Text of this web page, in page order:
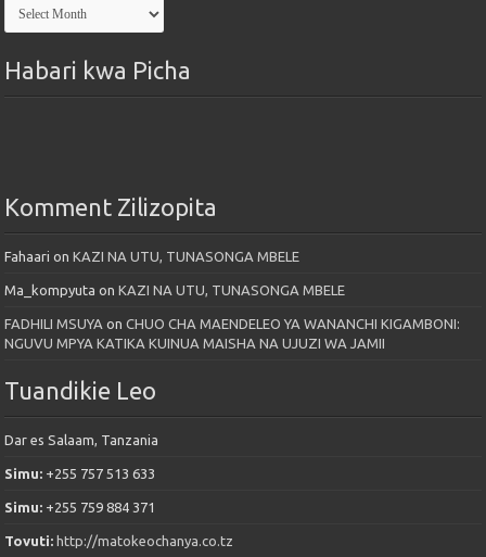
Maktaba
Habari kwa Picha
Komment Zilizopita
Fahaari onKAZI NA UTU, TUNASONGA MBELE
Ma_kompyuta onKAZI NA UTU, TUNASONGA MBELE
FADHILI MSUYA onCHUO CHA MAENDELEO YA WANANCHI KIGAMBONI:
NGUVU MPYA KATIKA KUINUA MAISHA NA UJUZI WA JAMII
Tuandikie Leo
Dar es Salaam, Tanzania
Simu: +255 757 513 633
Simu: +255 759 884 371
Tovuti:http://matokeochanya.co.tz